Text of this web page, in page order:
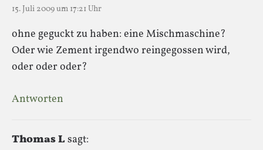
15. Juli 2009 um 17:21 Uhr
ohne geguckt zu haben: eine Mischmaschine?
Oder wie Zement irgendwo reingegossen wird,
oder oder oder?
Antworten
Thomas Lsagt: